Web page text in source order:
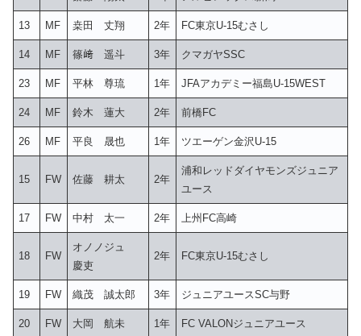
13 MF 桒田 丈翔 2年 FC東京U-15むさし
14 MF 篠﨑 遥斗 3年 クマガヤSSC
23 MF 平林 尊琉 1年 JFAアカデミー福島U-15WEST
24 MF 鈴木 蓮大 2年 前橋FC
26 MF 平良 晟也 1年 ツエーゲン金沢U-15
15 FW 佐藤 耕太 2年
浦和レッドダイヤモンズジュニア
ユース
17 FW 中村 太一 2年 上州FC高崎
18 FW
オノノジュ
慶吏
2年 FC東京U-15むさし
19 FW 織茂 誠太郎 3年 ジュニアユースSC与野
20 FW 大岡 航未 1年 FC VALONジュニアユース